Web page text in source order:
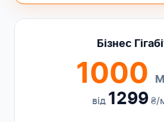
Бізнес
1000
від 1299₴/